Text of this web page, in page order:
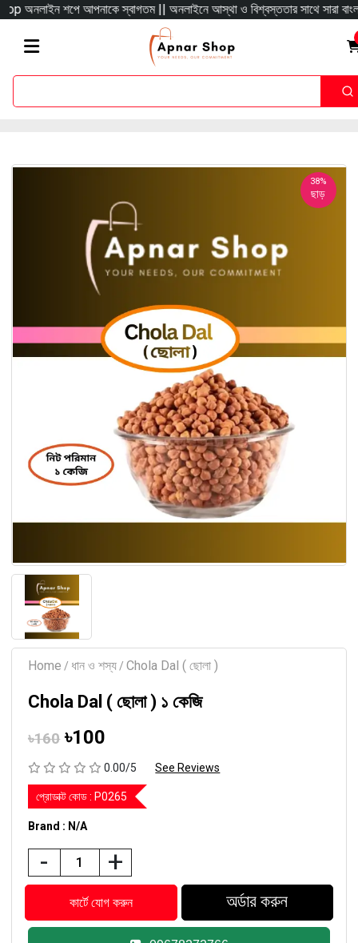
শপে আপনাকে স্বাগতম || অনলাইনে আস্থা ও বিশ্বস্ততার সাথে সারা বাংলাদেশে
38%
ছাড়
Home / ধান ও শস্য / Chola Dal ( ছোলা )
Chola Dal ( ছোলা ) ১ কেজি
৳160৳100
0.00/5 See Reviews
প্রোডাক্ট কোড : P0265
Brand : N/A
- +